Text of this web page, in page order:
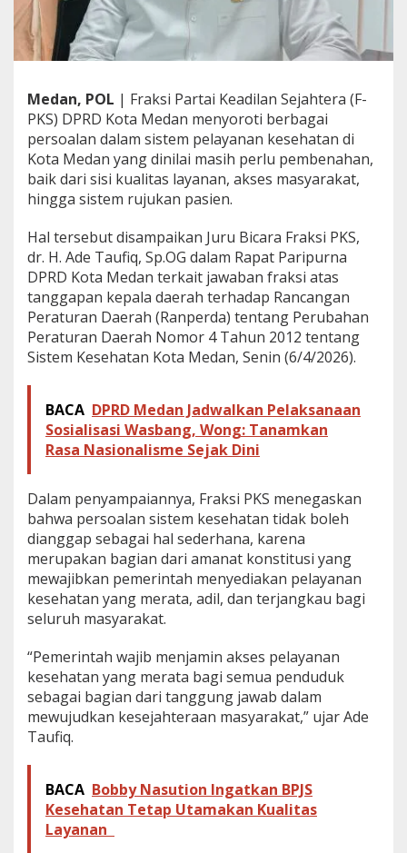
y
n
a
K
e
s
e
h
a
t
a
,
M
i
n
t
a
P
e
o
M
e
d
T
i
n
g
k
a
k
n
A
k
s
e
K
u
Medan, POL | Fraksi Partai Keadilan Sejahtera (F-
PKS) DPRD Kota Medan menyoroti berbagai
persoalan dalam sistem pelayanan kesehatan di
Kota Medan yang dinilai masih perlu pembenahan,
baik dari sisi kualitas layanan, akses masyarakat,
hingga sistem rujukan pasien.
Hal tersebut disampaikan Juru Bicara Fraksi PKS,
dr. H. Ade Taufiq, Sp.OG dalam Rapat Paripurna
DPRD Kota Medan terkait jawaban fraksi atas
tanggapan kepala daerah terhadap Rancangan
Peraturan Daerah (Ranperda) tentang Perubahan
Peraturan Daerah Nomor 4 Tahun 2012 tentang
Sistem Kesehatan Kota Medan, Senin (6/4/2026).
BACA DPRD Medan Jadwalkan Pelaksanaan
Sosialisasi Wasbang, Wong: Tanamkan
Rasa Nasionalisme Sejak Dini
Dalam penyampaiannya, Fraksi PKS menegaskan
bahwa persoalan sistem kesehatan tidak boleh
dianggap sebagai hal sederhana, karena
merupakan bagian dari amanat konstitusi yang
mewajibkan pemerintah menyediakan pelayanan
kesehatan yang merata, adil, dan terjangkau bagi
seluruh masyarakat.
“Pemerintah wajib menjamin akses pelayanan
kesehatan yang merata bagi semua penduduk
sebagai bagian dari tanggung jawab dalam
mewujudkan kesejahteraan masyarakat,” ujar Ade
Taufiq.
BACA Bobby Nasution Ingatkan BPJS
Kesehatan Tetap Utamakan Kualitas
Layanan